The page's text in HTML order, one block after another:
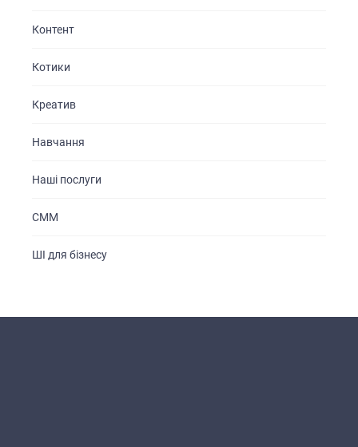
Контент
Котики
Креатив
Навчання
Наші послуги
СММ
ШІ для бізнесу